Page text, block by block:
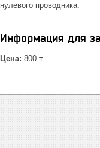
нулевого проводника.
Информация для
Цена: 800 ₸